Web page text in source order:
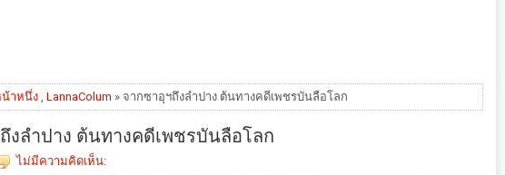
าหนึ่ง , LannaColum » จากซาอุฯถึงลำปาง ต้นทางคดีเพชรบันลือโลก
งลำปาง ต้นทางคดีเพชรบันลือโลก
ไม่มีความคิดเห็น: